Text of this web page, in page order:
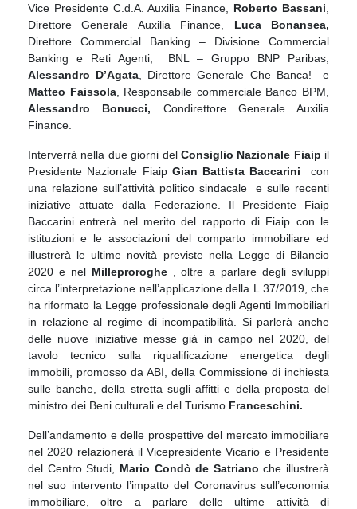
Vice Presidente C.d.A. Auxilia Finance, Roberto Bassani
Direttore Generale Auxilia Finance, Luca Bonansea,
Direttore Commercial Banking – Divisione Commercial
Banking e Reti Agenti, BNL – Gruppo BNP Paribas,
Alessandro D’Agata , Direttore Generale Che Banca! e
Matteo Faissola, Responsabile commerciale Banco BPM,
Alessandro Bonucci, Condirettore Generale Auxilia
Finance.
Interverrà nella due giorni del Consiglio Nazionale Fiaip il
Presidente Nazionale FiaipGian Battista Baccarini
con
una relazione sull’attività politico sindacale e sulle recenti
iniziative attuate dalla Federazione. Il Presidente Fiaip
Baccarini entrerà nel merito del rapporto di Fiaip con le
istituzioni e le associazioni del comparto immobiliare ed
illustrerà le ultime novità previste nella Legge di Bilancio
2020 e nel Milleproroghe, oltre a parlare degli sviluppi
circa l’interpretazione nell’applicazione della L.37/2019, che
ha riformato la Legge professionale degli Agenti Immobiliari
in relazione al regime di incompatibilità. Si parlerà anche
delle nuove iniziative messe già in campo nel 2020, del
tavolo tecnico sulla riqualificazione energetica degli
immobili, promosso da ABI, della Commissione di inchiesta
sulle banche, della stretta sugli affitti e della proposta del
ministro dei Beni culturali e del Turismo Franceschini.
Dell’andamento e delle prospettive del mercato immobiliare
nel 2020 relazionerà il Vicepresidente Vicario e Presidente
del Centro Studi, Mario Condò de Satriano che illustrerà
nel suo intervento l’impatto del Coronavirus sull’economia
immobiliare, oltre a parlare delle ultime attività di